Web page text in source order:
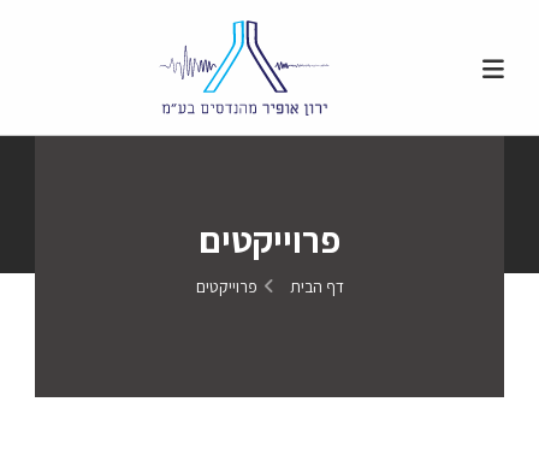
פרוייקטים
דף הבית פרוייקטים